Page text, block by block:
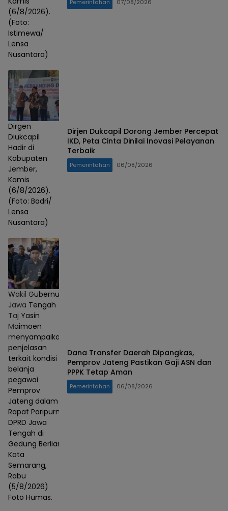
(6/8/2026).
(Foto:
Istimewa/
Lensa
Nusantara)
Pemerintahan 07/08/2026
Dirgen
Diukcapil
Hadir di
Kabupaten
Jember,
Kamis
(6/8/2026).
(Foto: Badri/
Lensa
Nusantara)
Dirjen Dukcapil Dorong Jember Percepat
IKD, Peta Cinta Dinilai Inovasi Pelayanan
Terbaik
Pemerintahan 06/08/2026
Wakil Gubernur
Jawa Tengah
Taj Yasin
Maimoen
menyampaikan
penjelasan
terkait kondisi
belanja
pegawai
Pemprov
Jateng dalam
Rapat Paripurna
DPRD Jawa
Tengah di
Gedung Berlian,
Kota
Semarang,
Rabu
(5/8/2026)
Foto Humas.
Dana Transfer Daerah Dipangkas,
Pemprov Jateng Pastikan Gaji ASN dan
PPPK Tetap Aman
Pemerintahan 06/08/2026